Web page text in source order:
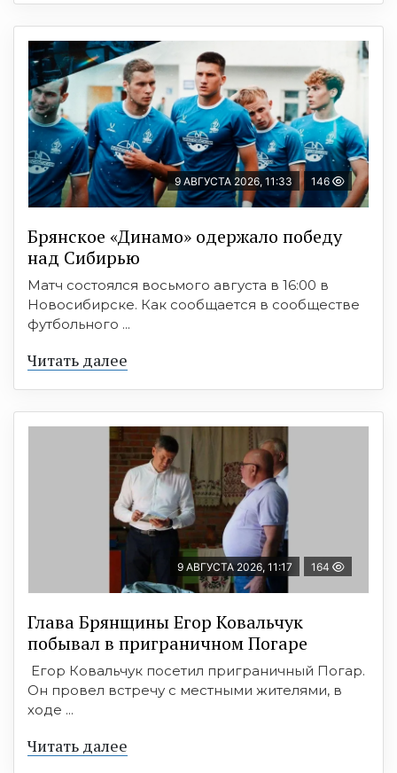
9 АВГУСТА 2026, 11:33 146
Брянское «Динамо» одержало победу
над Сибирью
Матч состоялся восьмого августа в 16:00 в
Новосибирске. Как сообщается в сообществе
футбольного ...
Читать далее
9 АВГУСТА 2026, 11:17 164
Глава Брянщины Егор Ковальчук
побывал в приграничном Погаре
Егор Ковальчук посетил приграничный Погар.
Он провел встречу с местными жителями, в
ходе ...
Читать далее